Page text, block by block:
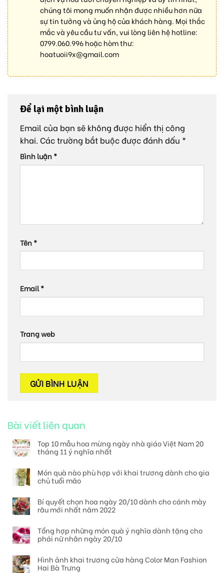
chúng tôi mong muốn nhận được nhiều hơn nữa
sự tin tưởng và ủng hộ của khách hàng. Mọi thắc
mắc và yêu cầu tư vấn, vui lòng liên hệ hotline:
0799.060.996hoặc hòm thư:
hoatuoii9x@gmail.com
Để lại một bình luận
Email của bạn sẽ không được hiển thị công
khai. Các trường bắt buộc được đánh dấu *
Bình luận*
Tên*
Email*
Trang web
Bài viết liên quan
Top 10 mẫu hoa mừng ngày nhà giáo Việt Nam 20
tháng 11 ý nghĩa nhất
Món quà nào phù hợp với khai trương dành cho gia
chủ tuổi mão
Bí quyết chọn hoa ngày 20/10 dành cho cánh mày
râu mới nhất năm 2022
Tổng hợp những món quà ý nghĩa dành tặng cho
phái nữ nhân ngày 20/10
Hình ảnh khai trương cửa hàng Color Man Fashion
Hai Bà Trưng